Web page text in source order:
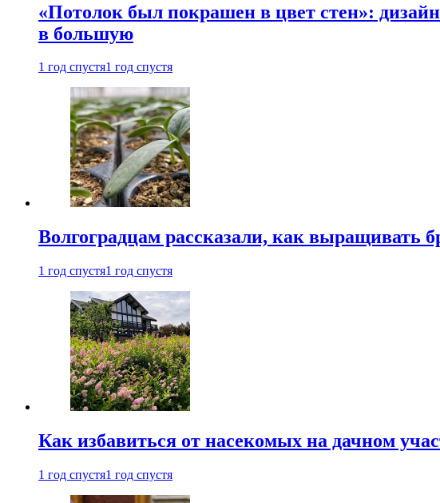
«Потолок был покрашен в цвет стен»:
в большую
1 год спустя1 год спустя
Волгоградцам рассказали, как выращивать
1 год спустя1 год спустя
Как избавиться от насекомых на дачном
1 год спустя1 год спустя